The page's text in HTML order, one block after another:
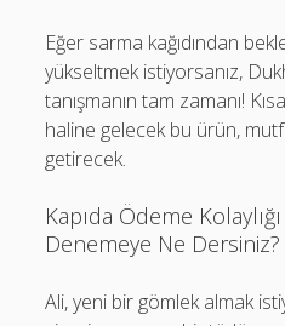
Eğer sarma kağıdından
yükseltmek istiyorsanız,
tanışmanın tam zamanı!
haline gelecek bu ürün,
getirecek.
Kapıda Ödeme
Denemeye Ne Dersiniz?
Ali, yeni bir gömlek almak